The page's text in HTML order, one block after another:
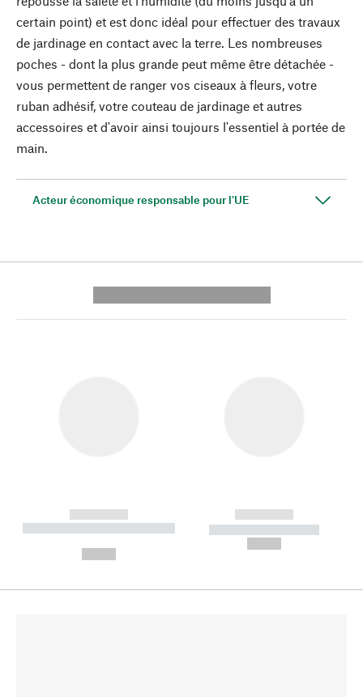
certain point) et est donc idéal pour effectuer des travaux
de jardinage en contact avec la terre. Les nombreuses
poches - dont la plus grande peut même être détachée -
vous permettent de ranger vos ciseaux à fleurs, votre
ruban adhésif, votre couteau de jardinage et autres
accessoires et d'avoir ainsi toujours l'essentiel à portée de
main.
Acteur économique responsable pour l'UE
------------
----------- ----------- --------
------------
----------- -----------